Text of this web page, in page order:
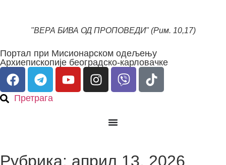
"ВЕРА БИВА ОД ПРОПОВЕДИ" (Рим. 10,17)
Портал при Мисионарском одељењу
Архиепископије београдско-карловачке
Претрага
Рубрика: април 13, 2026